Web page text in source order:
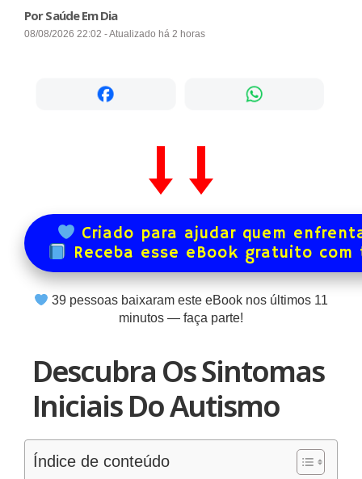
Por Saúde Em Dia
08/08/2026 22:02 - Atualizado há 2 horas
Criado para ajudar quem
Receba esse eBook gratuito
39 pessoas baixaram este eBook nos últimos 11
minutos — faça parte!
Descubra Os Sintomas
Iniciais Do Autismo
Índice de conteúdo